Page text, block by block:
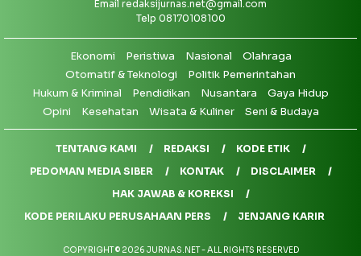
Email redaksijurnas.net@gmail.com
Telp 08170108100
Ekonomi Peristiwa Nasional
Olahraga
Otomatif & Teknologi
Politik Pemerintahan
Hukum & Kriminal
Pendidikan Nusantara
Gaya Hidup
Opini
Kesehatan Wisata & Kuliner Seni & Budaya
TENTANG KAMI REDAKSI
KODE ETIK
PEDOMAN MEDIA SIBER
KONTAK
DISCLAIMER
HAK JAWAB & KOREKSI
KODE PERILAKU PERUSAHAAN PERS
JENJANG KARIR
COPYRIGHT © 2026 JURNAS.NET - ALL RIGHTS RESERVED